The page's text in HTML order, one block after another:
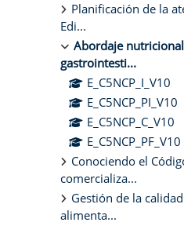
Planificación de la
Edi...
Abordaje
gastrointesti...
E_C5NCP_I_V10
E_C5NCP_PI_V10
E_C5NCP_C_V10
E_C5NCP_PF_V10
Conociendo el
comercializa...
Gestión de la
alimenta...